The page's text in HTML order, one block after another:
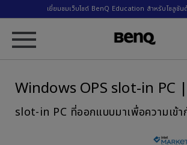
เยี่ยมชมเว็บไซต์ BenQ Education สำหรับโซลูชัน
Windows OPS slot-in PC
slot-in PC ที่ออกแบบมาเพื่อความเข้า